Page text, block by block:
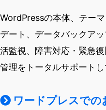
WordPressの本体、テー
デート、データバックア
活監視、障害対応・緊急
管理をトータルサポートし
ワードプレスでの